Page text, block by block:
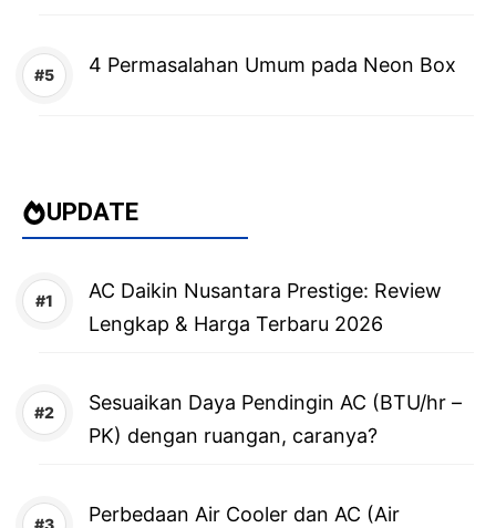
4 Permasalahan Umum pada Neon Box
UPDATE
AC Daikin Nusantara Prestige: Review
Lengkap & Harga Terbaru 2026
Sesuaikan Daya Pendingin AC (BTU/hr –
PK) dengan ruangan, caranya?
Perbedaan Air Cooler dan AC (Air